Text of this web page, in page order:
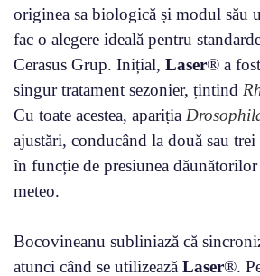
originea sa biologică și modul său
fac o alegere ideală pentru
Cerasus Grup. Inițial, Laser® a
singur tratament sezonier, țintind
Cu toate acestea, apariția
ajustări, conducând la două sau
în funcție de presiunea
meteo.
Bocovineanu subliniază că
atunci când se utilizează Laser®.